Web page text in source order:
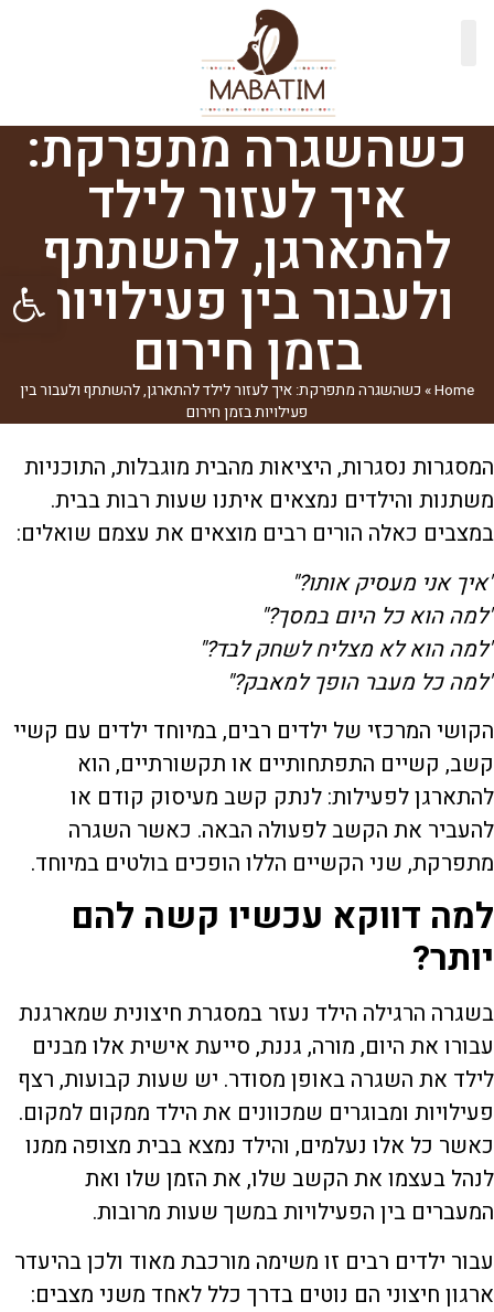
פתח
כשהשגרה מתפרקת:
איך לעזור לילד
להתארגן, להשתתף
ולעבור בין פעילויות
בזמן חירום Home
» כשהשגרה מתפרקת: איך לעזור לילד להתארגן, להשתתף ולעבור בין
פעילויות בזמן חירום
המסגרות נסגרות, היציאות מהבית מוגבלות, התוכניות
משתנות והילדים נמצאים איתנו שעות רבות בבית.
במצבים כאלה הורים רבים מוצאים את עצמם שואלים:
"איך אני מעסיק אותו?"
"למה הוא כל היום במסך?"
"למה הוא לא מצליח לשחק לבד?"
"למה כל מעבר הופך למאבק?"
הקושי המרכזי של ילדים רבים, במיוחד ילדים עם קשיי
קשב, קשיים התפתחותיים או תקשורתיים, הוא
להתארגן לפעילות: לנתק קשב מעיסוק קודם או
להעביר את הקשב לפעולה הבאה. כאשר השגרה
מתפרקת, שני הקשיים הללו הופכים בולטים במיוחד.
למה דווקא עכשיו קשה להם
יותר?
בשגרה הרגילה הילד נעזר במסגרת חיצונית שמארגנת
עבורו את היום, מורה, גננת, סייעת אישית אלו מבנים
לילד את השגרה באופן מסודר. יש שעות קבועות, רצף
פעילויות ומבוגרים שמכוונים את הילד ממקום למקום.
כאשר כל אלו נעלמים, והילד נמצא בבית מצופה ממנו
לנהל בעצמו את הקשב שלו, את הזמן שלו ואת
המעברים בין הפעילויות במשך שעות מרובות.
עבור ילדים רבים זו משימה מורכבת מאוד ולכן בהיעדר
ארגון חיצוני הם נוטים בדרך כלל לאחד משני מצבים: